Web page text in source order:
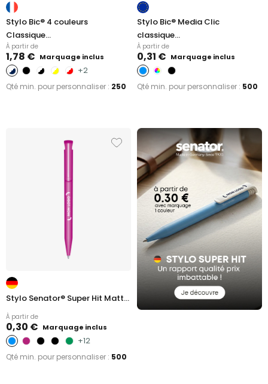
Stylo Bic® 4 couleurs
Classique...
À partir de
1,78 € Marquage inclus
+2
Qté min. pour personnaliser : 250
Stylo Bic® Media Clic
classique...
À partir de
0,31 € Marquage inclus
Qté min. pour personnaliser : 500
Stylo Senator® Super Hit Matt...
À partir de
0,30 € Marquage inclus
+12
Qté min. pour personnaliser : 500